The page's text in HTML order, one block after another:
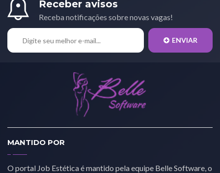
Receber avisos
Receba notificações sobre novas vagas!
ENVIAR
MANTIDO POR
O portal Job Estética é mantido pela equipe Belle Software, o